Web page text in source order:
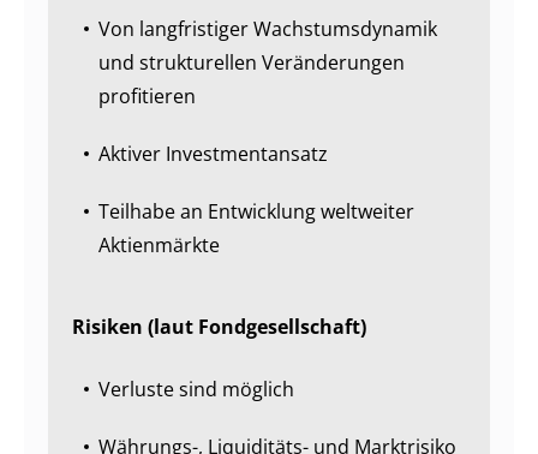
Von langfristiger Wachstumsdynamik
und strukturellen Veränderungen
profitieren
Aktiver Investmentansatz
Teilhabe an Entwicklung weltweiter
Aktienmärkte
Risiken (laut Fondgesellschaft)
Verluste sind möglich
Währungs-, Liquiditäts- und Marktrisiko